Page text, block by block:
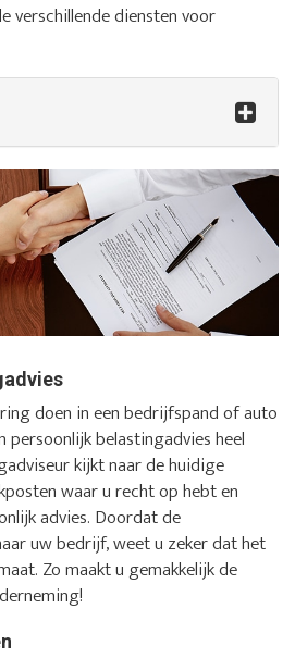
verschillende diensten voor
doen in een bedrijfspand of auto
persoonlijk belastingadvies heel
kijkt naar de huidige
waar u recht op hebt en
advies. Doordat de
uw bedrijf, weet u zeker dat het
Zo maakt u gemakkelijk de